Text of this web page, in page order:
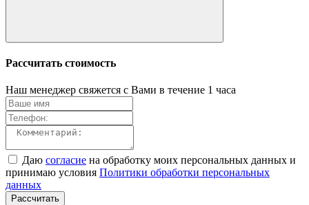
Рассчитать стоимость
Наш менеджер свяжется с Вами в течение 1 часа
Даю согласие на обработку моих персональных данных и
принимаю условия Политики обработки персональных
данных
Рассчитать